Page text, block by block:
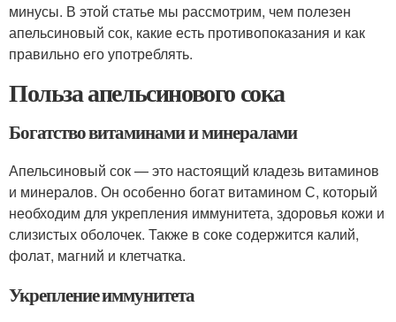
минусы. В этой статье мы рассмотрим, чем полезен
апельсиновый сок, какие есть противопоказания и как
правильно его употреблять.
Польза апельсинового сока
Богатство витаминами и минералами
Апельсиновый сок — это настоящий кладезь витаминов
и минералов. Он особенно богат витамином С, который
необходим для укрепления иммунитета, здоровья кожи и
слизистых оболочек. Также в соке содержится калий,
фолат, магний и клетчатка.
Укрепление иммунитета